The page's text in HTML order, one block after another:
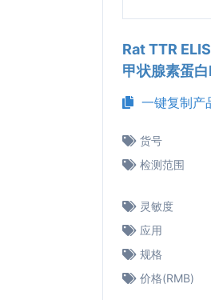
Rat TTR
甲状腺素蛋白
一键复制产
货号
检测范围
灵敏度
应用
规格
价格(RMB)